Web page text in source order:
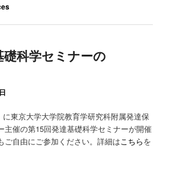
科学セミナーの
に東京大学大学院教育学研究科附属発達保
主催の第15回発達基礎科学セミナーが開催
ご自由にご参加ください。詳細はこちらを